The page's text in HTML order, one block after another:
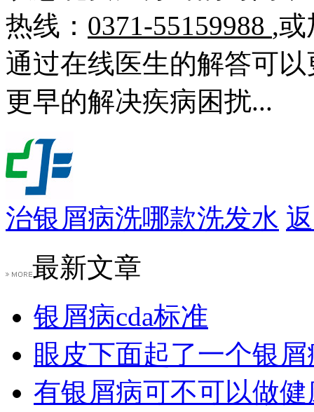
热线： 0371-55159988 ,或
通过在线医生的解答可
更早的解决疾病困扰...
治银屑病洗哪款洗发水
最新文章
银屑病cda标准
眼皮下面起了一个银屑
有银屑病可不可以做健